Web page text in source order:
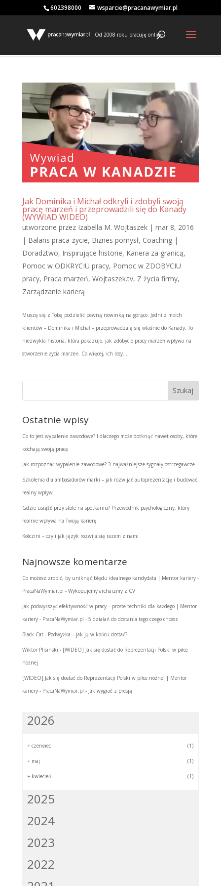
602398000 wsparcie@pracanawymiar.pl
Od 2008 roku pracuję online
Jak Dominika i Michał odkryli i zdobyli swoją
pracę marzeń i przeprowadzili się do Kanady
(WYWIAD WIDEO)
utworzone przez Izabella M. Wojtaszek| mar 8, 2016
| Balans praca-życie, Biznes pomysł, Coaching |
Doradztwo, Inspirujące historie, Kariera za granicą,
Pomoc w ODKRYCIU pracy, Pomoc w ZDOBYCIU
pracy, Praca marzeń, Wojtaszek.tv, Z życia firmy,
Zarządzanie karierą
Muszę się z Tobą podzielić pewną nowinką na gorąco. Jedni z moich
klientów – Dominika i Michał – przeprowadzają się właśnie do Kanady. To
niezwykła historia, która pokazuje, jak zdobycie pracy marzeń wpływa na
stworzenie życia marzeń. Co więcej, ich losy...
Ostatnie wpisy
Co to jest wypalenie zawodowe? I dlaczego może dotknąć nawet osoby, które
kochają swoją pracę
Jak rozpoznać wypalenie zawodowe? 3 najważniejsze sygnały ostrzegawcze
Szkolenia dla ambasadorów marki – jak rozwijać autoprezentację i budować
realny wpływ
Gdzie usiąść przy stole na spotkaniu? Przewodnik psychologiczny, który
realnie wpływa na Twoją karierę
Kołczini – czyli jak język rozwija się razem z nami
Najnowsze komentarze
Co możesz zrobić, by uniknąć błędu idealnego kandydata | Mentor kariery -
PracaNaWymiar.pl - Wykopujemy archaizmy z CV
Jak podwyższyć efektywność w pracy – proste techniki dla każdego | Mentor
kariery - PracaNaWymiar.pl - 5 działań do dostania tego czego chcesz
Black Cat- Podwyżka – jak ją w końcu dostać?
Wiktor Plisinski - [WIDEO] Jak się dostać do Reprezentacji Polski w piłce
nożnej
[WIDEO] Jak się dostać do Reprezentacji Polski w piłce nożnej | Mentor
kariery - PracaNaWymiar.pl - Jak wygrać z presją
2026
+ czerwiec (1)
+ maj (1)
+ kwiecień (1)
2025
2024
2023
2022